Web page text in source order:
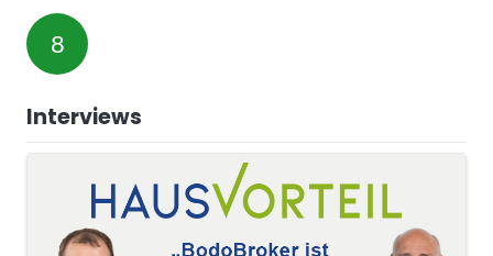
8
Interviews